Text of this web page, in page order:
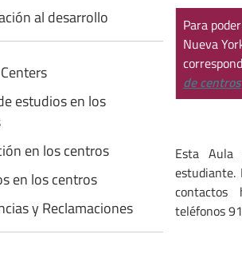
al desarrollo
estudios en los
en los centros
en los centros
y Reclamaciones
Para
Nueva
de centros
Esta
contactos
teléfonos